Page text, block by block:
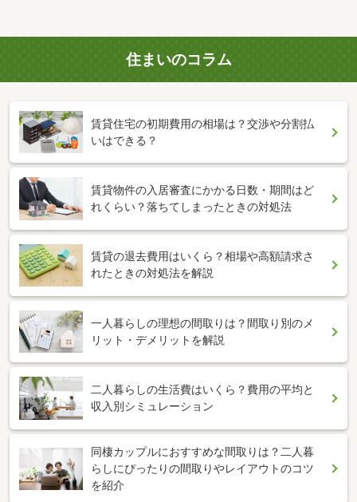
住まいのコラム
賃貸住宅の初期費用の相場は？交渉や分割払
いはできる？
賃貸物件の入居審査にかかる日数・期間はど
れくらい？落ちてしまったときの対処法
賃貸の退去費用はいくら？相場や高額請求さ
れたときの対処法を解説
一人暮らしの理想の間取りは？間取り別のメ
リット・デメリットを解説
二人暮らしの生活費はいくら？費用の平均と
収入別シミュレーション
同棲カップルにおすすめな間取りは？二人暮
らしにぴったりの間取りやレイアウトのコツ
を紹介